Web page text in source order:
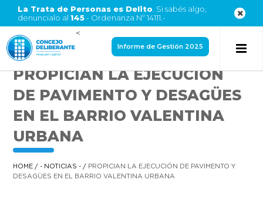
La Trata de Personas es Delito . Si sabés algo,
denuncialo al 145- Ordenanza Nº 14111.-
<
Informe de Gestión 2025
PROPICIAN LA EJECUCIÓN
DE PAVIMENTO Y DESAGÜES
EN EL BARRIO VALENTINA
URBANA
HOME /- NOTICIAS - / PROPICIAN LA EJECUCIÓN DE PAVIMENTO Y
DESAGÜES EN EL BARRIO VALENTINA URBANA